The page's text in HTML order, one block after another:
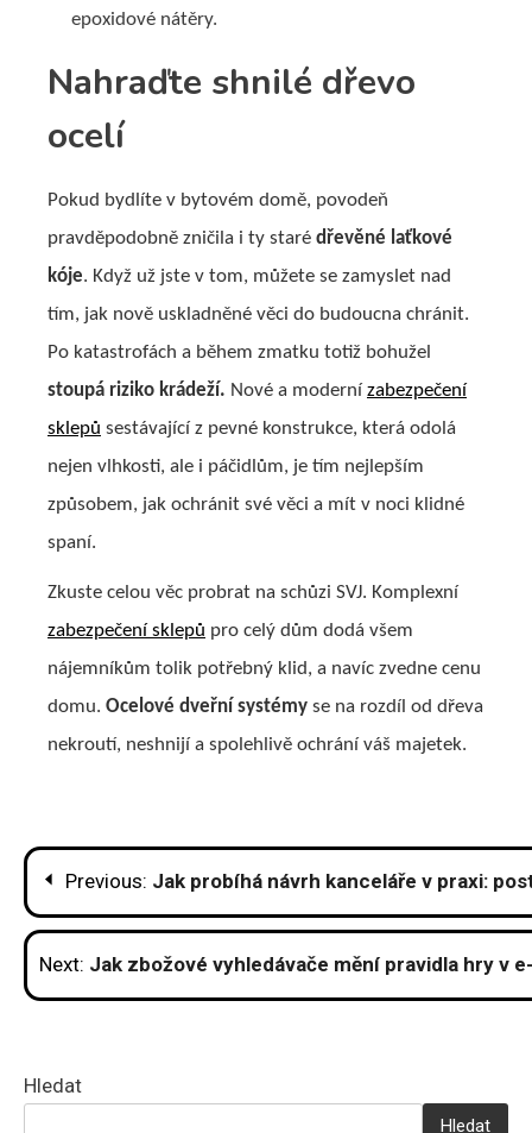
epoxidové nátěry.
Nahraďte shnilé dřevo
ocelí
Pokud bydlíte v bytovém domě, povodeň
pravděpodobně zničila i ty staré dřevěné laťkové
kóje. Když už jste v tom, můžete se zamyslet nad
tím, jak nově uskladněné věci do budoucna chránit.
Po katastrofách a během zmatku totiž bohužel
stoupá riziko krádeží. Nové a moderní zabezpečení
sklepů sestávající z pevné konstrukce, která odolá
nejen vlhkosti, ale i páčidlům, je tím nejlepším
způsobem, jak ochránit své věci a mít v noci klidné
spaní.
Zkuste celou věc probrat na schůzi SVJ. Komplexní
zabezpečení sklepů pro celý dům dodá všem
nájemníkům tolik potřebný klid, a navíc zvedne cenu
domu. Ocelové dveřní systémy se na rozdíl od dřeva
nekroutí, neshnijí a spolehlivě ochrání váš majetek.
Navigace
pro
příspěvek
Previous: Jak probíhá návrh kanceláře v praxi:
Next: Jak zbožové vyhledávače mění pravidla hry v
Hledat
Hledat